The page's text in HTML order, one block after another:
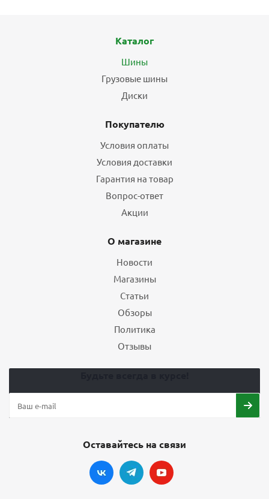
Каталог
Шины
Грузовые шины
Диски
Покупателю
Условия оплаты
Условия доставки
Гарантия на товар
Вопрос-ответ
Акции
О магазине
Новости
Магазины
Статьи
Обзоры
Политика
Отзывы
Оставайтесь на связи